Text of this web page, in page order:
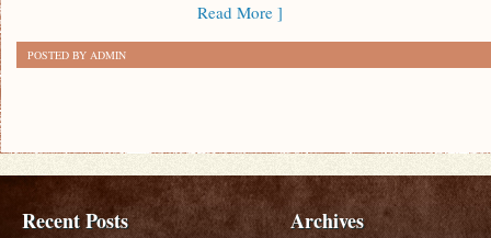
Read More ]
POSTED BY ADMIN
Recent Posts Archives